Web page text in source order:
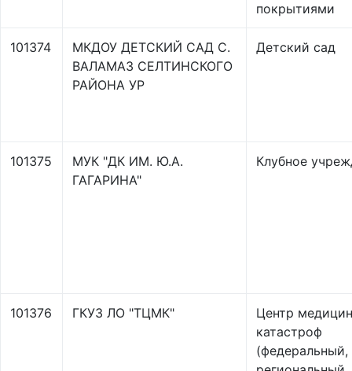
покрытиями
101374
МКДОУ ДЕТСКИЙ САД С.
ВАЛАМАЗ СЕЛТИНСКОГО
РАЙОНА УР
Детский сад
101375
МУК "ДК ИМ. Ю.А.
ГАГАРИНА"
Клубное
101376 ГКУЗ ЛО "ТЦМК"
Центр
катастроф
(федеральный,